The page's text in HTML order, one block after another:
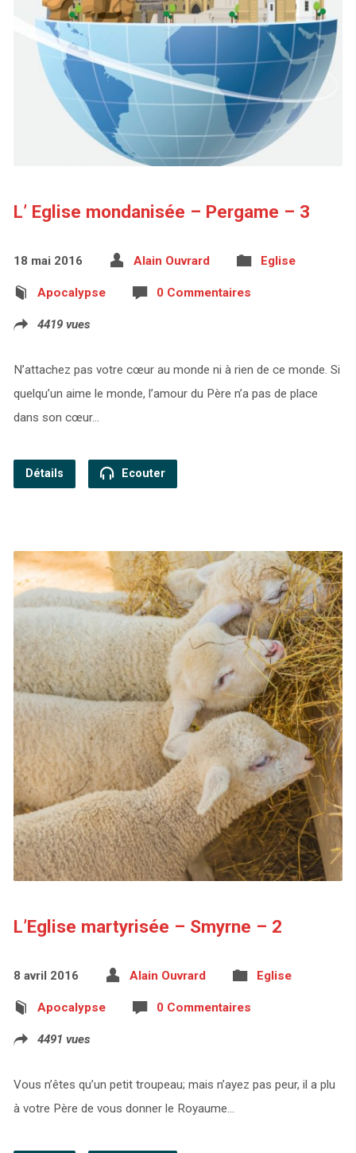
L’ Eglise mondanisée – Pergame – 3
18 mai 2016 Alain Ouvrard Eglise
Apocalypse 0 Commentaires
4419 vues
N’attachez pas votre cœur au monde ni à rien de ce monde. Si
quelqu’un aime le monde, l’amour du Père n’a pas de place
dans son cœur…
Détails Ecouter
L’Eglise martyrisée – Smyrne – 2
8 avril 2016 Alain Ouvrard Eglise
Apocalypse 0 Commentaires
4491 vues
Vous n’êtes qu’un petit troupeau; mais n’ayez pas peur, il a plu
à votre Père de vous donner le Royaume…